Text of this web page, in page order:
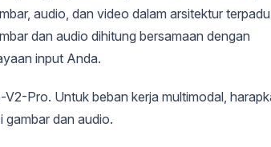
audio, dan video dalam arsitektur terpadu
dan audio dihitung bersamaan dengan
input Anda.
Pro. Untuk beban kerja multimodal,
gambar dan audio.